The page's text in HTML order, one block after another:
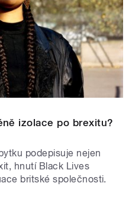
izolace po brexitu?
podepisuje nejen
hnutí Black Lives
britské společnosti.